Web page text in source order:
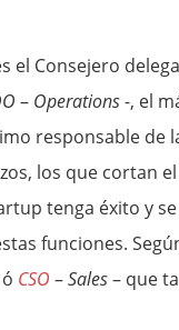
el Consejero
– Operations-, el
responsable de
los que cortan
tenga éxito y
funciones.
CSO –Sales– que